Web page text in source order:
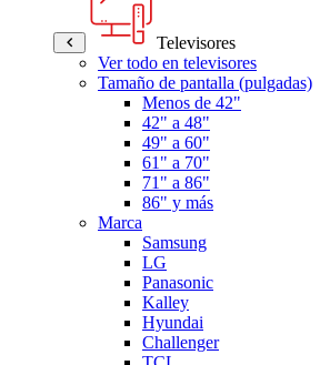
Televisores
Ver todo en televisores
Tamaño de pantalla (pulgadas)
Menos de 42"
42" a 48"
49" a 60"
61" a 70"
71" a 86"
86" y más
Marca
Samsung
LG
Panasonic
Kalley
Hyundai
Challenger